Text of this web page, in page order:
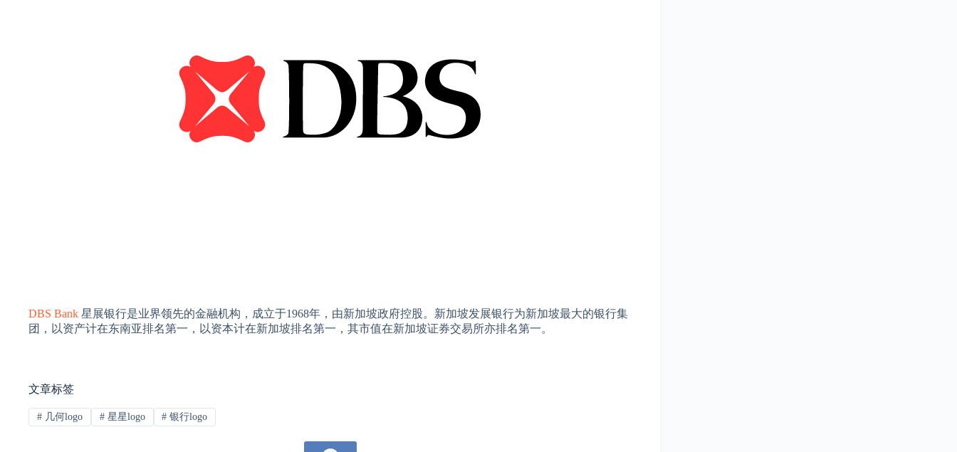
DBS Bank 星展银行是业界领先的金融机构，成立于1968年，由新加坡政府控股。新加坡发展银行为新加坡最大的银行集
团，以资产计在东南亚排名第一，以资本计在新加坡排名第一，其市值在新加坡证券交易所亦排名第一。
文章标签
#几何logo #星星logo # 银行logo